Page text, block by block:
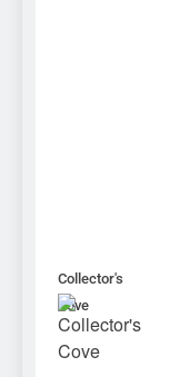
Collector's
Cove